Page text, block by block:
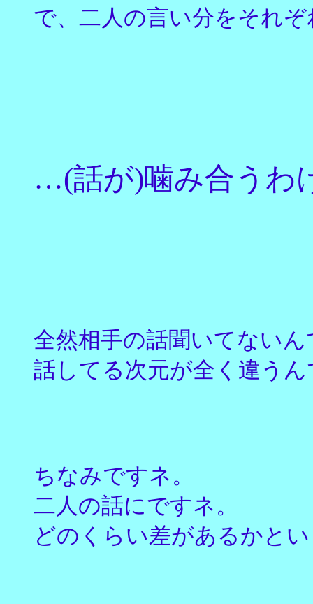
で、二人の言い分をそれ
…(話が)噛み合うわ
全然相手の話聞いてない
話してる次元が全く違う
ちなみですネ。
二人の話にですネ。
どのくらい差があるかと